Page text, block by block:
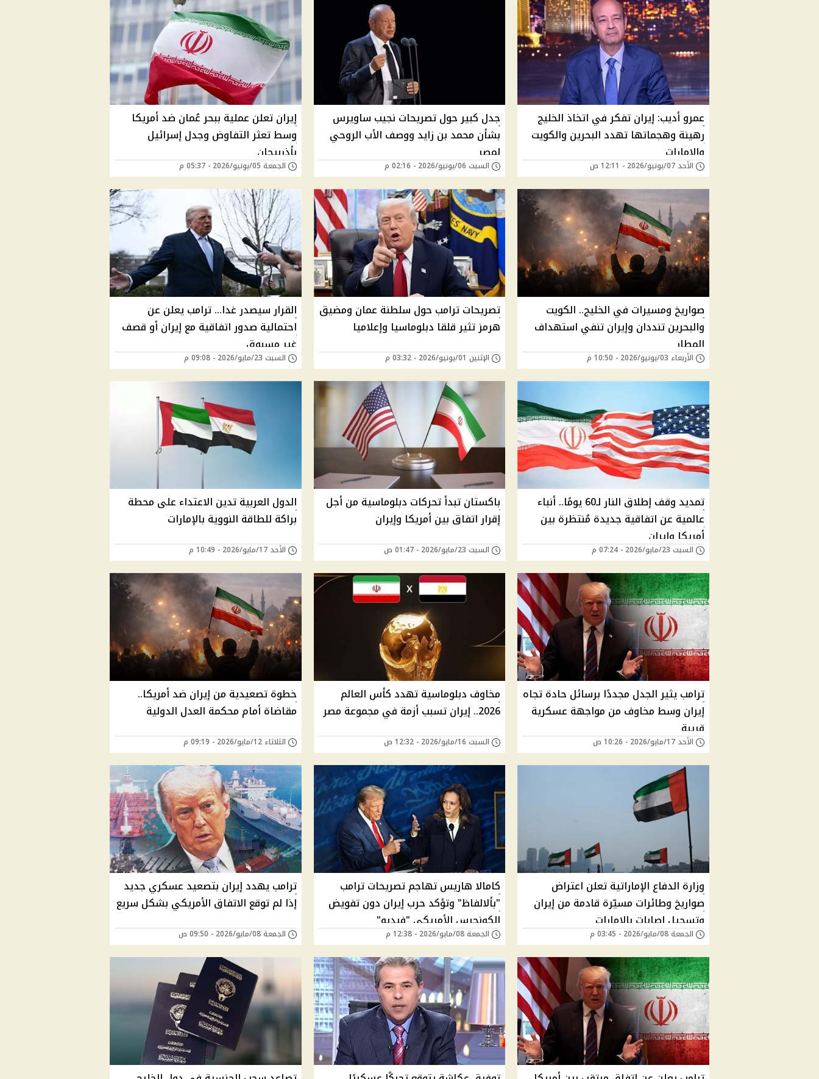
عمرو أديب: إيران تفكر في اتخاذ الخليج
رهينة وهجماتها تهدد البحرين والكويت
والإمارات
الأحد 07/يونيو/2026 - 12:11 ص
جدل كبير حول تصريحات نجيب ساويرس
بشأن محمد بن زايد ووصف الأب الروحي
لمصر
السبت 06/يونيو/2026 - 02:16 م
إيران تعلن عملية ببحر عُمان ضد أمريكا
وسط تعثر التفاوض وجدل إسرائيل
بأذربيجان
الجمعة 05/يونيو/2026 - 05:37 م
صواريخ ومسيرات في الخليج.. الكويت
والبحرين تنددان وإيران تنفي استهداف
المطار
الأربعاء 03/يونيو/2026 - 10:50 م
تصريحات ترامب حول سلطنة عمان ومضيق
هرمز تثير قلقا دبلوماسيا وإعلاميا
الإثنين 01/يونيو/2026 - 03:32 م
القرار سيصدر غدا… ترامب يعلن عن
احتمالية صدور اتفاقية مع إيران أو قصف
غير مسبوق
السبت 23/مايو/2026 - 09:08 م
تمديد وقف إطلاق النار لـ60 يومًا.. أنباء
عالمية عن اتفاقية جديدة مُنتظرة بين
أمريكا وإيران
السبت 23/مايو/2026 - 07:24 م
باكستان تبدأ تحركات دبلوماسية من أجل
إقرار اتفاق بين أمريكا وإيران
السبت 23/مايو/2026 - 01:47 ص
الدول العربية تدين الاعتداء على محطة
براكة للطاقة النووية بالإمارات
الأحد 17/مايو/2026 - 10:49 م
ترامب يثير الجدل مجددًا برسائل حادة تجاه
إيران وسط مخاوف من مواجهة عسكرية
قريبة
الأحد 17/مايو/2026 - 10:26 ص
مخاوف دبلوماسية تهدد كأس العالم
2026.. إيران تسبب أزمة في مجموعة مصر
السبت 16/مايو/2026 - 12:32 ص
خطوة تصعيدية من إيران ضد أمريكا..
مقاضاة أمام محكمة العدل الدولية
الثلاثاء 12/مايو/2026 - 09:19 م
وزارة الدفاع الإماراتية تعلن اعتراض
صواريخ وطائرات مسيّرة قادمة من إيران
وتسجيل إصابات بالإمارات
الجمعة 08/مايو/2026 - 03:45 م
كامالا هاريس تهاجم تصريحات ترامب
"بألالفاظ" وتؤكد حرب إيران دون تفويض
الكونجرس الأمريكي "فيديو"
الجمعة 08/مايو/2026 - 12:38 م
ترامب يهدد إيران بتصعيد عسكري جديد
إذا لم توقع الاتفاق الأمريكي بشكل سريع
الجمعة 08/مايو/2026 - 09:50 ص